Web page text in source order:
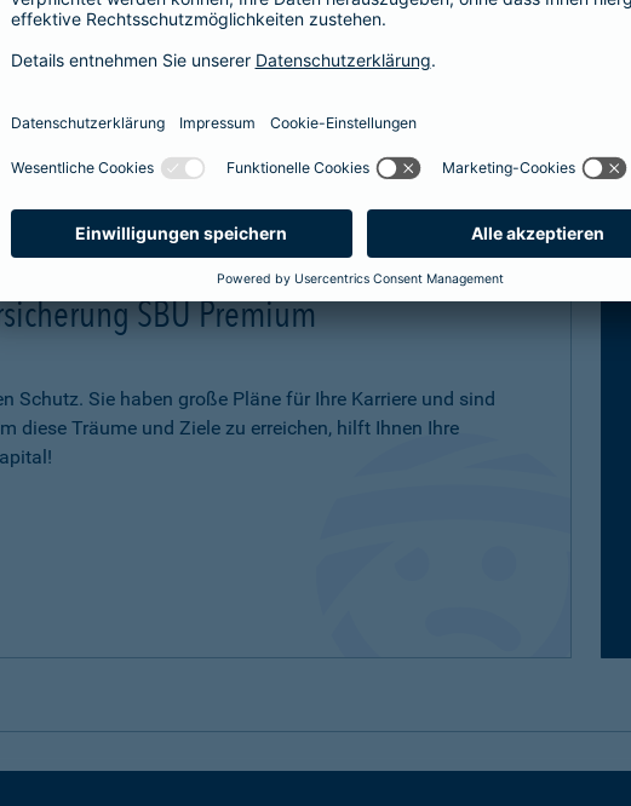
oder bei einem schweren
Rente.
der Verlust als auch das
SBU Premium
Schutz. Sie haben große Pläne für Ihre Karriere und sind
diese Träume und Ziele zu erreichen, hilft Ihnen Ihre